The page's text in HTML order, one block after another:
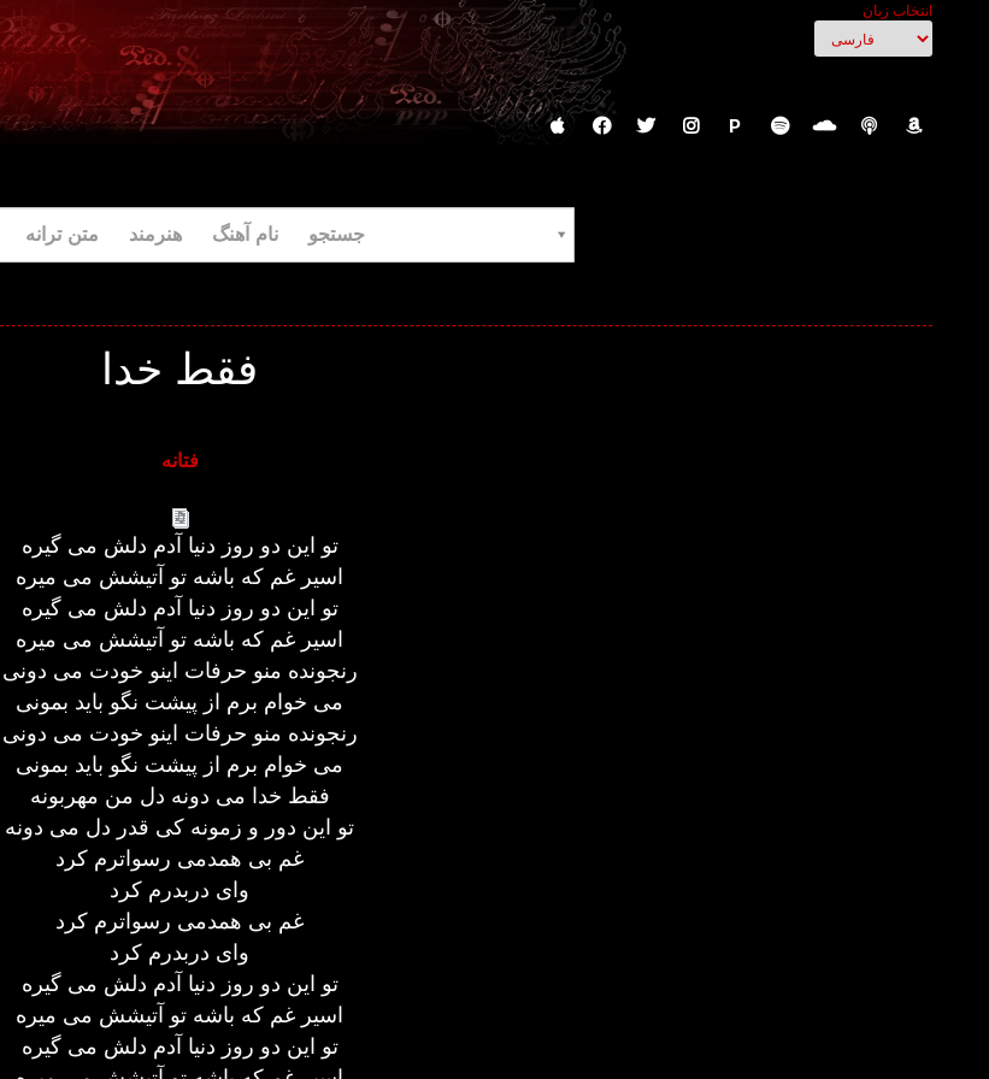
انتخاب زبان
P
جستجو نام آهنگ هنرمند متن ترانه
فقط خدا
فتانه
تو این دو روز دنیا آدم دلش می گیره
اسیر غم که باشه تو آتیشش می میره
تو این دو روز دنیا آدم دلش می گیره
اسیر غم که باشه تو آتیشش می میره
رنجونده منو حرفات اینو خودت می دونی
می خوام برم از پیشت نگو باید بمونی
رنجونده منو حرفات اینو خودت می دونی
می خوام برم از پیشت نگو باید بمونی
فقط خدا می دونه دل من مهربونه
تو این دور و زمونه کی قدر دل می دونه
غم بی همدمی رسواترم کرد
وای دربدرم کرد
غم بی همدمی رسواترم کرد
وای دربدرم کرد
تو این دو روز دنیا آدم دلش می گیره
اسیر غم که باشه تو آتیشش می میره
تو این دو روز دنیا آدم دلش می گیره